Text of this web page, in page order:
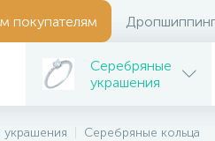
покупателям Дропшиппинг
Серебряные
украшения
Серебряные кольца